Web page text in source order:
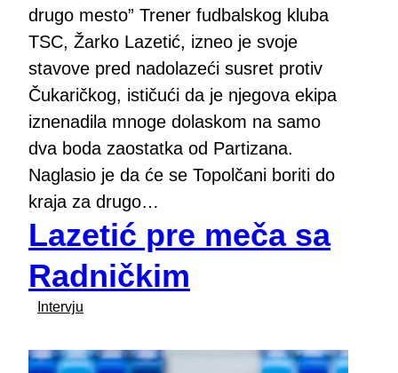
drugo mesto” Trener fudbalskog kluba
TSC, Žarko Lazetić, izneo je svoje
stavove pred nadolazeći susret protiv
Čukaričkog, ističući da je njegova ekipa
iznenadila mnoge dolaskom na samo
dva boda zaostatka od Partizana.
Naglasio je da će se Topolčani boriti do
kraja za drugo…
Lazetić pre meča sa
Radničkim
Intervju